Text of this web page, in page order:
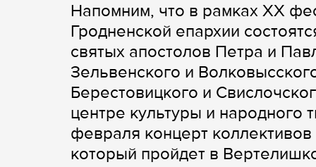
Напомним, что в рамках XX
Гродненской епархии
святых апостолов Петра и
Зельвенского и
Берестовицкого и
центре культуры и народного
февраля концерт
который пройдет в